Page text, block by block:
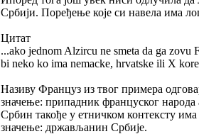
Србији. Поређење које си навела има
Цитат
...ako jednom Alzircu ne smeta da ga zovu
bi neko ko ima nemacke, hrvatske ili X
Називу Француз из твог примера
значење: припадник француског
Србин такође у етничком контексту
значење: држављанин Србије.